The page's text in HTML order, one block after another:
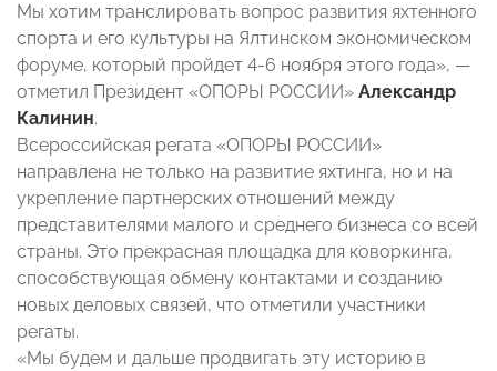
Мы хотим транслировать вопрос развития яхтенного
спорта и его культуры на Ялтинском экономическом
форуме, который пройдет 4-6 ноября этого года», —
отметил Президент «ОПОРЫ РОССИИ» Александр
Калинин.
Всероссийская регата «ОПОРЫ РОССИИ»
направлена не только на развитие яхтинга, но и на
укрепление партнерских отношений между
представителями малого и среднего бизнеса со всей
страны. Это прекрасная площадка для коворкинга,
способствующая обмену контактами и созданию
новых деловых связей, что отметили участники
регаты.
«Мы будем и дальше продвигать эту историю в